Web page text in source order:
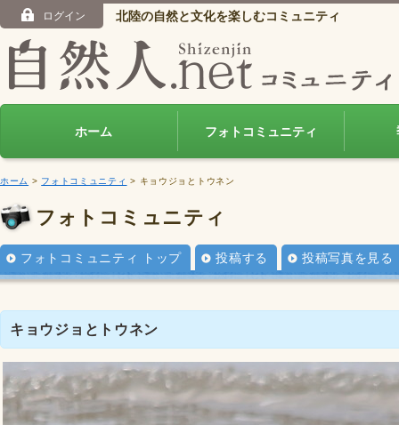
ログイン 北陸の自然と文化を楽しむコミュニティ
ホーム フォトコミュニティ
ホーム > フォトコミュニティ > キョウジョとトウネン
フォトコミュニティ
フォトコミュニティ トップ 投稿する 投稿写真を見る
キョウジョとトウネン